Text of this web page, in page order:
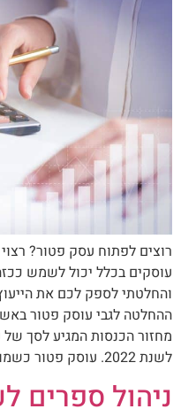
רוצים לפתוח עסק פטור?
עוסקים בכלל יכול לשמש
והחלטתי לספק לכם את
ההחלטה לגבי עוסק פטור
לשנת 2022. עוסק פטור כשמו כן הוא […]
ניהול ספרים